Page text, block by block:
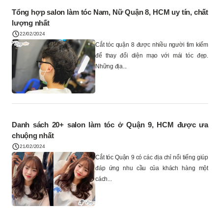
Tổng hợp salon làm tóc Nam, Nữ Quận 8, HCM uy tín, chất
lượng nhất
22/02/2024
Cắt tóc quận 8 được nhiều người tìm kiếm
để thay đổi diện mạo với mái tóc đẹp.
Những địa...
Danh sách 20+ salon làm tóc ở Quận 9, HCM được ưa
chuộng nhất
21/02/2024
Cắt tóc Quận 9 có các địa chỉ nổi tiếng giúp
đáp ứng nhu cầu của khách hàng một
cách...